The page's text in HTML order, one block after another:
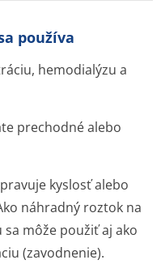
používa
hemodialýzu a
prechodné alebo
kyslosť alebo
náhradný roztok na
môže použiť aj ako
(zavodnenie).